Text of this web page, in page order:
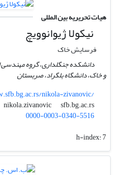
هیات تحریریه بین المللی
نیکولا ژیوانوویچ
فرسایش خاک
دانشکده جنگلداری، گروه مهندسی
و خاک، دانشگاه بلگراد، صربستان
nikola-zivanovic/
nikola.zivanovic
sfb.bg.ac.rs
0000-0003-0340-5516
h-index:7